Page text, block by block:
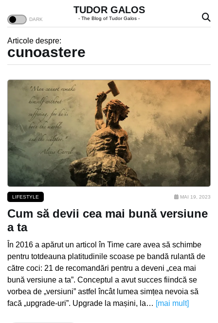
TUDOR GALOS
- The Blog of Tudor Galos -
Articole despre:
cunoastere
LIFESTYLE MAI 19, 2023
Cum să devii cea mai bună versiune
a ta
În 2016 a apărut un articol în Time care avea să schimbe
pentru totdeauna platitudinile scoase pe bandă rulantă de
către coci: 21 de recomandări pentru a deveni „cea mai
bună versiune a ta”. Conceptul a avut succes fiindcă se
vorbea de „versiuni” astfel încât lumea simțea nevoia să
facă „upgrade-uri”. Upgrade la mașini, la… [mai mult]